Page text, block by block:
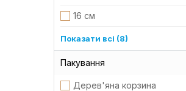
27 см
30 см
16 см
17 см
20 см
Показати всі (8)
Пакування
Дерев'яна корзина